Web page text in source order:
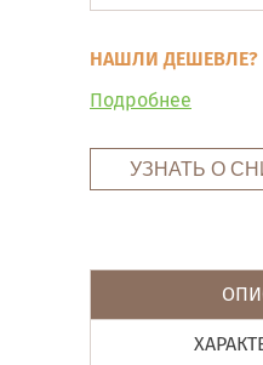
НАШЛИ ДЕШЕВЛЕ?
Подробнее
УЗНАТЬ О